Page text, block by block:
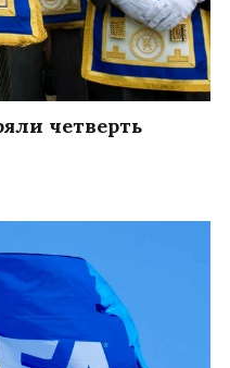
четверть